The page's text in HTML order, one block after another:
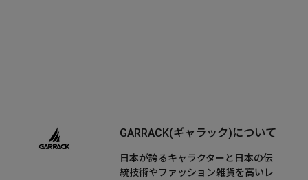
GARRACK(ギャラック)について
日本が誇るキャラクターと日本の伝
統技術やファッション雑貨を高いレ